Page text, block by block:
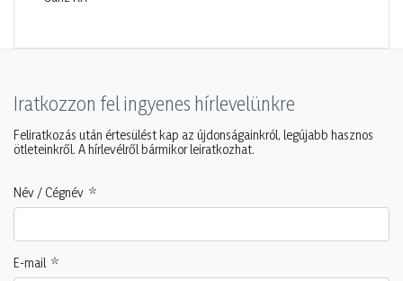
Iratkozzon fel ingyenes hírlevelünkre
Feliratkozás után értesülést kap az újdonságainkról, legújabb hasznos
ötleteinkről. A hírlevélről bármikor leiratkozhat.
Név / Cégnév
E-mail